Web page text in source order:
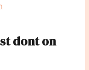
dont on